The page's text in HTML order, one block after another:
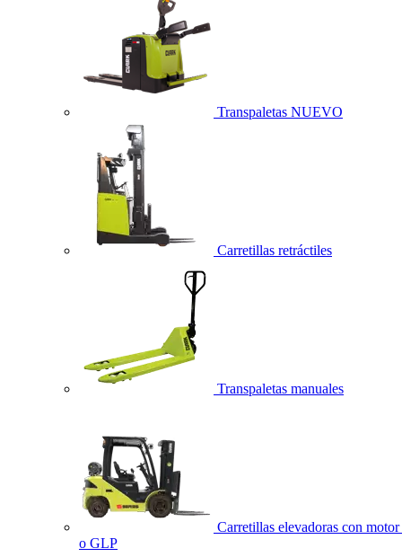
Transpaletas NUEVO
Carretillas retráctiles
Transpaletas manuales
Carretillas elevadoras con motor
o GLP